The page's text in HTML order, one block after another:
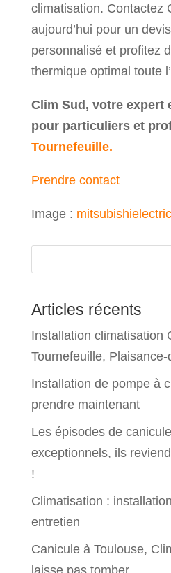
climatisation. Contactez
aujourd’hui pour un
personnalisé et profitez
thermique optimal toute
Clim Sud, votre expert
pour particuliers et
Tournefeuille.
Prendre contact
Image : mitsubishielectric
Articles récents
Installation climatisation
Tournefeuille,
Installation de pompe à
prendre maintenant
Les épisodes de
exceptionnels, ils
!
Climatisation :
entretien
Canicule à Toulouse,
laisse pas tomber…